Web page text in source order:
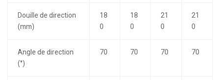
Douille de direction
(mm)
18
0
18
0
21
0
21
0
Angle de direction
(°)
70 70 70 70